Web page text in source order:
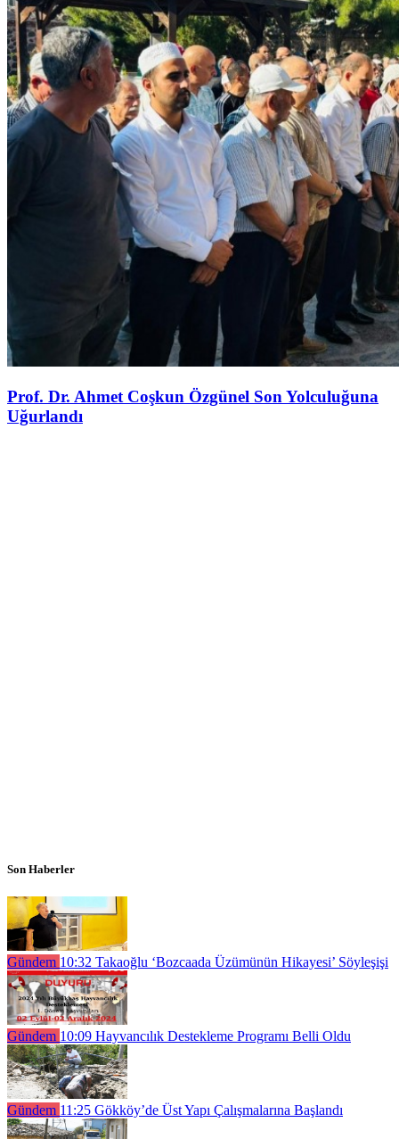
Prof. Dr. Ahmet Coşkun Özgünel Son Yolculuğuna
Uğurlandı
Son Haberler
Gündem 10:32 Takaoğlu ‘Bozcaada Üzümünün Hikayesi’ Söyleşişi
Gündem 10:09 Hayvancılık Destekleme Programı Belli Oldu
Gündem 11:25 Gökköy’de Üst Yapı Çalışmalarına Başlandı